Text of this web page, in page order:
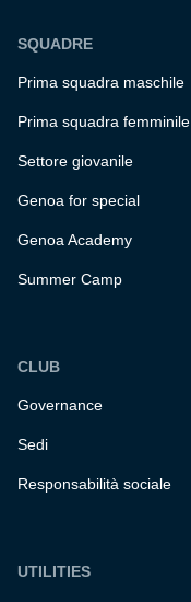
SQUADRE
Prima squadra maschile
Prima squadra femminile
Settore giovanile
Genoa for special
Genoa Academy
Summer Camp
CLUB
Governance
Sedi
Responsabilità sociale
UTILITIES